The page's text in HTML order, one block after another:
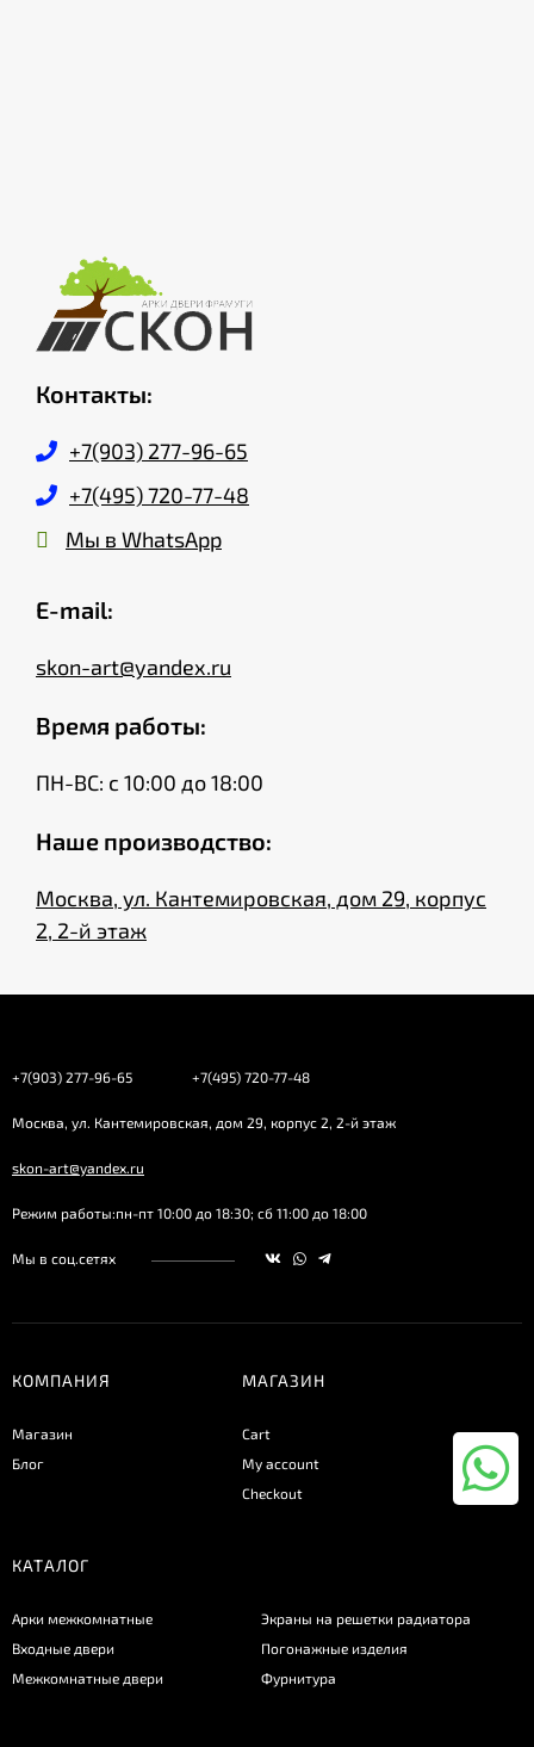
Контакты:
+7(903) 277-96-65
+7(495) 720-77-48
Мы в WhatsApp
E-mail:
skon-art@yandex.ru
Время работы:
ПН-ВС: с 10:00 до 18:00
Наше производство:
Москва, ул. Кантемировская, дом 29, корпус
2, 2-й этаж
+7(903) 277-96-65 +7(495) 720-77-48
Москва, ул. Кантемировская, дом 29, корпус 2, 2-й этаж
skon-art@yandex.ru
Режим работы:пн-пт 10:00 до 18:30; сб 11:00 до 18:00
Мы в соц.сетях
КОМПАНИЯ
Магазин
Блог
МАГАЗИН
Cart
My account
Checkout
КАТАЛОГ
Арки межкомнатные
Входные двери
Межкомнатные двери
Экраны на решетки радиатора
Погонажные изделия
Фурнитура